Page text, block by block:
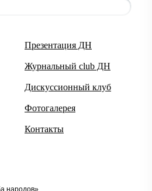
Презентация ДН
Журнальный club ДН
Дискуссионный клуб
Фотогалерея
Контакты
народов»